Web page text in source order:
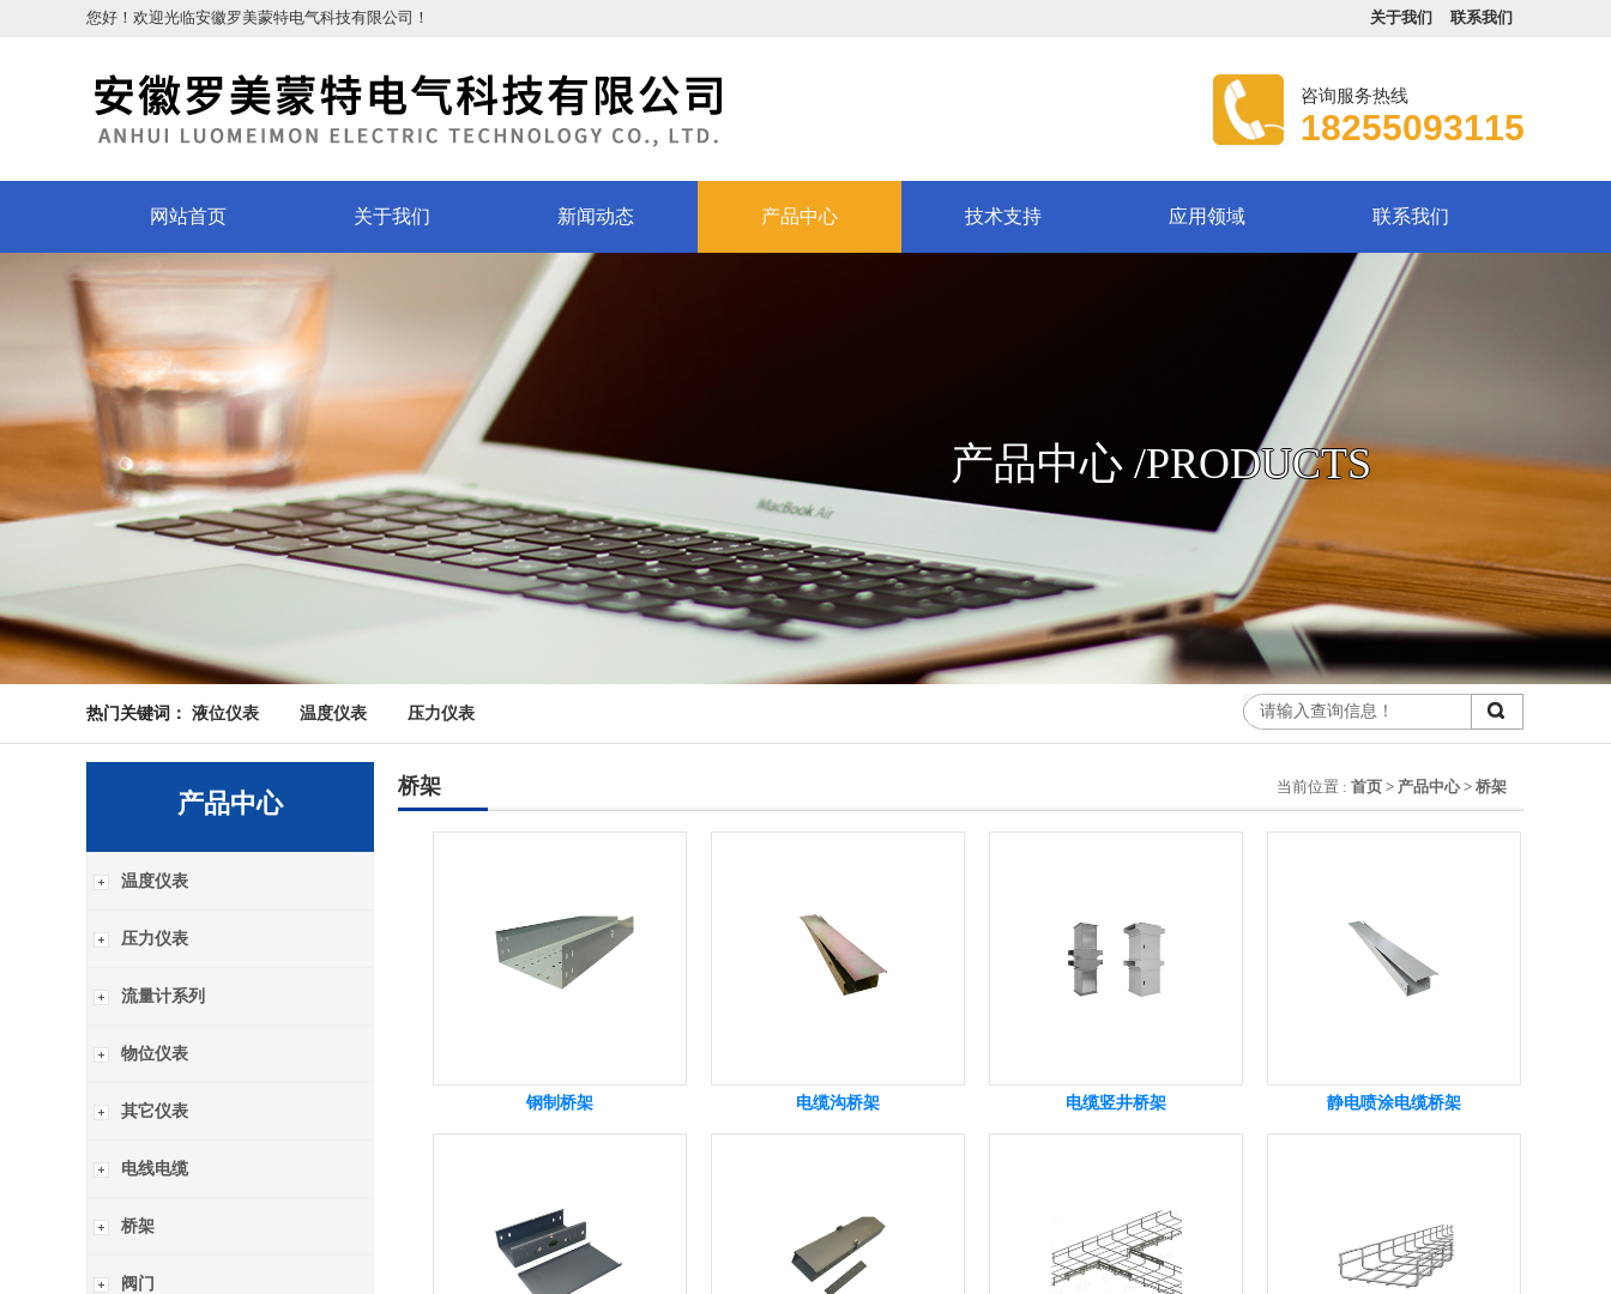
您好！欢迎光临安徽罗美蒙特电气科技有限公司！ 关于我们 联系我们
咨询服务热线
18255093115
网站首页 关于我们 新闻动态 产品中心 技术支持 应用领域 联系我们
产品中心 /PRODUCTS
热门关键词： 液位仪表 温度仪表 压力仪表
产品中心
温度仪表
压力仪表
流量计系列
物位仪表
其它仪表
电线电缆
桥架
阀门
桥架 当前位置 : 首页 > 产品中心 > 桥架
钢制桥架 电缆沟桥架 电缆竖井桥架 静电喷涂电缆桥架